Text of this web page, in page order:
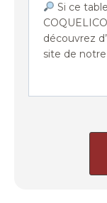
Si ce
découvrez
site de